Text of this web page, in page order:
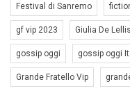
Festival di Sanremo
gf vip 2023 Giulia De Lellis
gossip oggi gossip oggi
Grande Fratello Vip